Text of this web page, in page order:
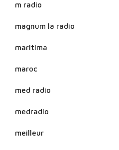
m radio
magnum la radio
maritima
maroc
med radio
medradio
meilleur